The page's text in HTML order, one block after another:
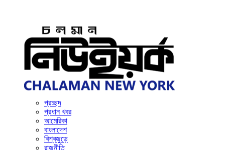
প্রচ্ছদ
প্রধান খবর
আমেরিকা
বাংলাদেশ
বিশ্বজুড়ে
রাজনীতি